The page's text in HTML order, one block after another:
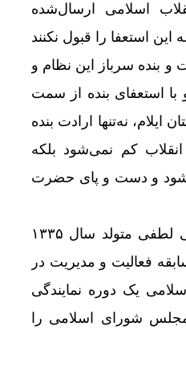
اسلامی ارسال‌شده
استعفا را قبول نکنند
و بنده سرباز این نظام و
با استعفای بنده از سمت
ایلام، نه‌تنها ارادت بنده
کم نمی‌شود بلکه
و دست و پای حضرت
حجت الاسلام محمد نقی لطفی متولد سال ۱۳۳۵
فعالیت و مدیریت در
یک دوره نمایندگی
مجلس شورای اسلامی را